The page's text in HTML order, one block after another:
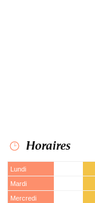
Horaires
Lundi
Mardi
Mercredi